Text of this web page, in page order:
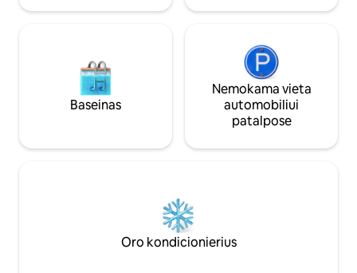
Baseinas
Nemokama vieta
automobiliui
patalpose
Oro kondicionierius